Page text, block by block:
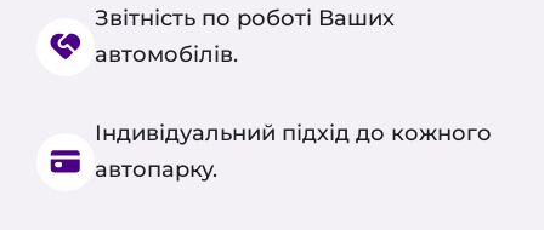
Звітність по роботі Ваших
автомобілів.
Індивідуальний підхід до кожного
автопарку.